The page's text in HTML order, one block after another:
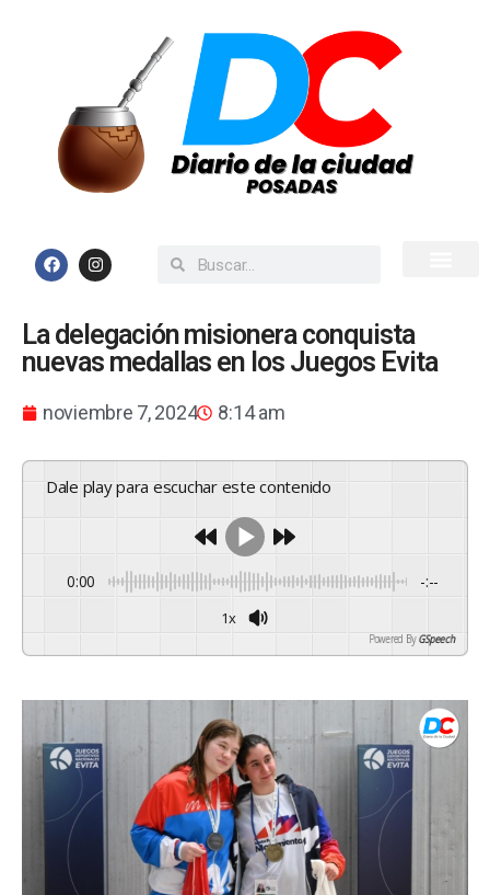
La delegación misionera conquista
nuevas medallas en los Juegos Evita
noviembre 7, 2024 8:14 am
Dale play para escuchar este contenido
0:00 -:--
1x
Powered By GSpeech